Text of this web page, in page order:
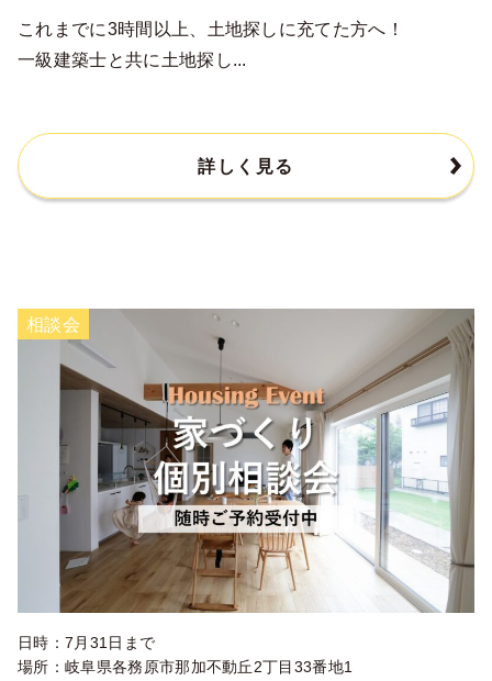
これまでに3時間以上、土地探しに充てた方へ！
一級建築士と共に土地探し...
詳しく見る
相談会
日時：7月31日まで
場所：岐阜県各務原市那加不動丘2丁目33番地1